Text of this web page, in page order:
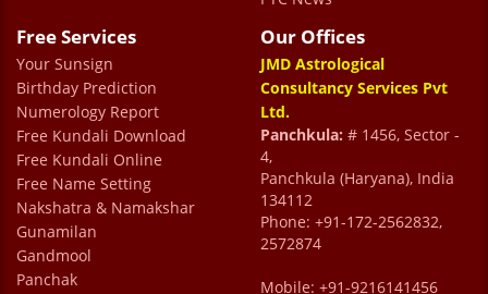
Free Services
Your Sunsign
Birthday Prediction
Numerology Report
Free Kundali Download
Free Kundali Online
Free Name Setting
Nakshatra & Namakshar
Gunamilan
Gandmool
Panchak
Our Offices
JMD Astrological
Consultancy Services Pvt
Ltd.
Panchkula: # 1456, Sector -
4,
Panchkula (Haryana), India
134112
Phone: +91-172-2562832,
2572874
Mobile: +91-9216141456